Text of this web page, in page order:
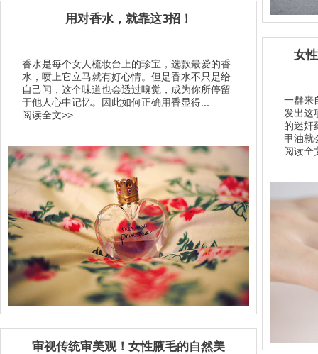
用对香水，就靠这3招！
香水是每个女人梳妆台上的珍宝，选款最爱的香
水，喷上它立马就有好心情。但是香水不只是给
自己闻，这个味道也会透过嗅觉，成为你所停留
于他人心中记忆。因此如何正确用香显得...
阅读全文>>
女
一群来
发出这
的迷奸
甲油就
阅读全
审视传统审美观！女性腋毛的自然美